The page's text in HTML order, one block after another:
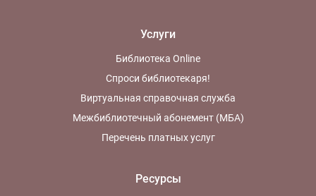
Услуги
Библиотека Online
Спроси библиотекаря!
Виртуальная справочная служба
Межбиблиотечный абонемент (МБА)
Перечень платных услуг
Ресурсы